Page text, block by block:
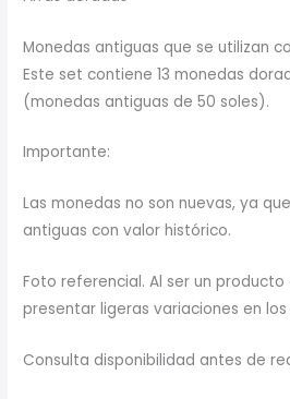
Monedas antiguas que se utilizan
Este set contiene 13 monedas
(monedas antiguas de 50 soles).
Importante:
Las monedas no son nuevas, ya
antiguas con valor histórico.
Foto referencial. Al ser un
presentar ligeras variaciones en
Consulta disponibilidad antes de